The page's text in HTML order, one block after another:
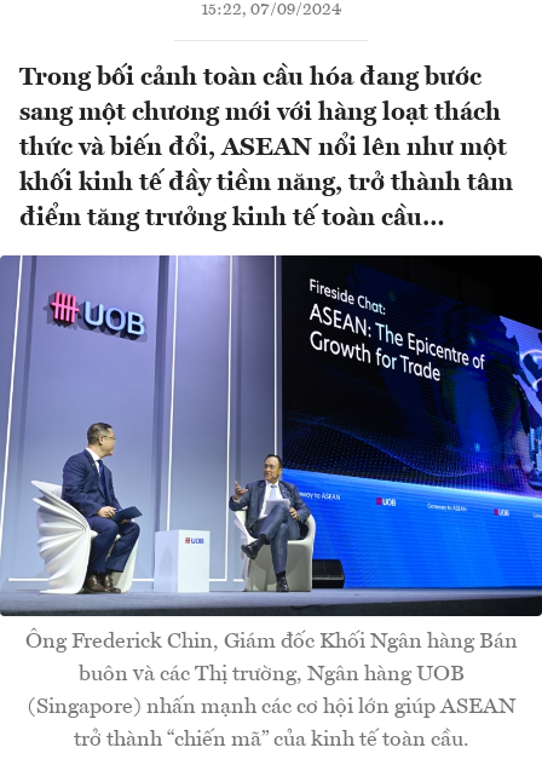
15:22, 07/09/2024
Trong bối cảnh toàn cầu hóa đang bước
sang một chương mới với hàng loạt thách
thức và biến đổi, ASEAN nổi lên như một
khối kinh tế đầy tiềm năng, trở thành tâm
điểm tăng trưởng kinh tế toàn cầu…
Ông Frederick Chin, Giám đốc Khối Ngân hàng Bán
buôn và các Thị trường, Ngân hàng UOB
(Singapore) nhấn mạnh các cơ hội lớn giúp ASEAN
trở thành “chiến mã” của kinh tế toàn cầu.